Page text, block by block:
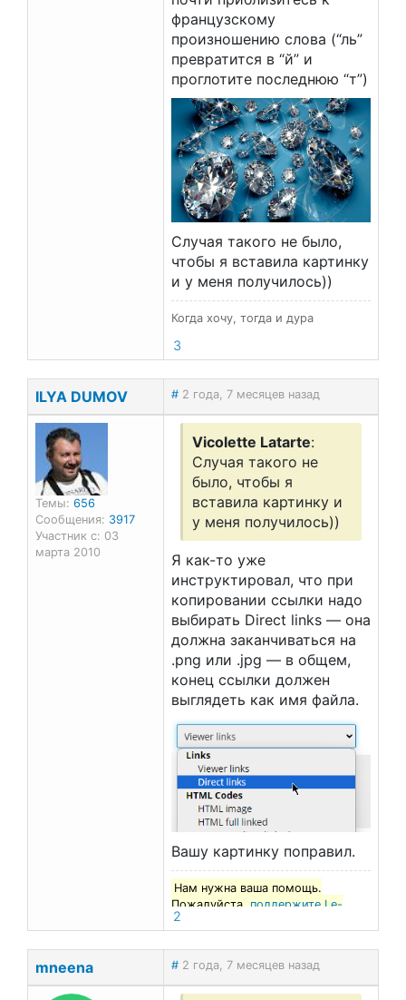
французскому
произношению слова (“ль”
превратится в “й” и
проглотите последнюю “т”)
Случая такого не было,
чтобы я вставила картинку
и у меня получилось))
Когда хочу, тогда и дура
3
ILYA DUMOV # 2 года, 7 месяцев назад
Темы: 656
Сообщения: 3917
Участник с: 03
марта 2010
Vicolette Latarte:
Случая такого не
было, чтобы я
вставила картинку и
у меня получилось))
Я как-то уже
инструктировал, что при
копировании ссылки надо
выбирать Direct links — она
должна заканчиваться на
.png или .jpg — в общем,
конец ссылки должен
выглядеть как имя файла.
Вашу картинку поправил.
Нам нужна ваша помощь.
Пожалуйста,поддержите Le-
francais.ru
2
mneena # 2 года, 7 месяцев назад